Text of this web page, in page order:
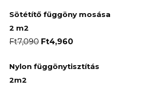
Sötétítő függöny mosása
2 m2
Ft7,090 Original
was:
Ft4,960Current
is:
Nylon függönytisztítás
2m2